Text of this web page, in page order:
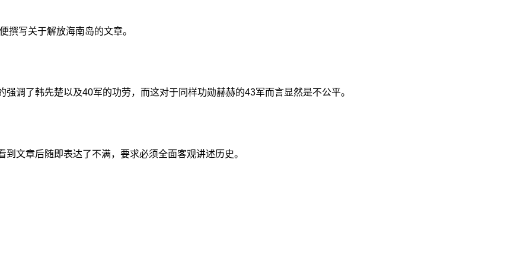
撰写关于解放海南岛的文章。
调了韩先楚以及40军的功劳，而这对于同样功勋赫赫的43军而言显然是不公平。
文章后随即表达了不满，要求必须全面客观讲述历史。